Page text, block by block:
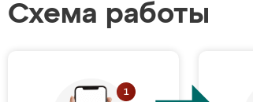
Схема работы